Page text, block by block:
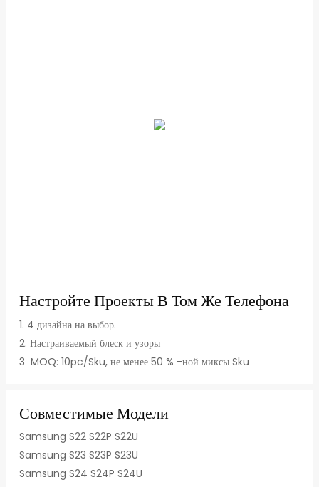
Настройте Проекты В Том Же Телефона
1. 4 дизайна на выбор.
2. Настраиваемый блеск и узоры
3 MOQ: 10pc/Sku, не менее 50 % -ной миксы Sku
Совместимые Модели
Samsung S22 S22P S22U
Samsung S23 S23P S23U
Samsung S24 S24P S24U